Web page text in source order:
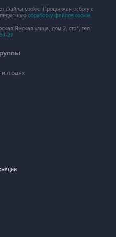
файлы cookie. Продолжая работу с
обработку файлов cookie.
Ямская улица, дом 2, стр.1, тел.:
27
и людях